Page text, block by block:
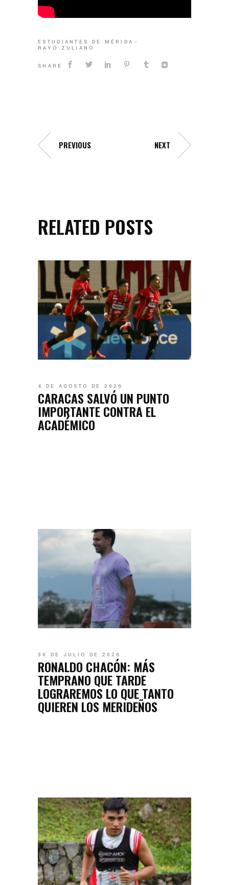
ESTUDIANTES DE MÉRIDA
RAYO ZULIANO
SHARE
PREVIOUS NEXT
RELATED POSTS
4 DE AGOSTO DE 2026
CARACAS SALVÓ UN PUNTO
IMPORTANTE CONTRA EL
ACADÉMICO
30 DE JULIO DE 2026
RONALDO CHACÓN: MÁS
TEMPRANO QUE TARDE
LOGRAREMOS LO QUE TANTO
QUIEREN LOS MERIDEÑOS